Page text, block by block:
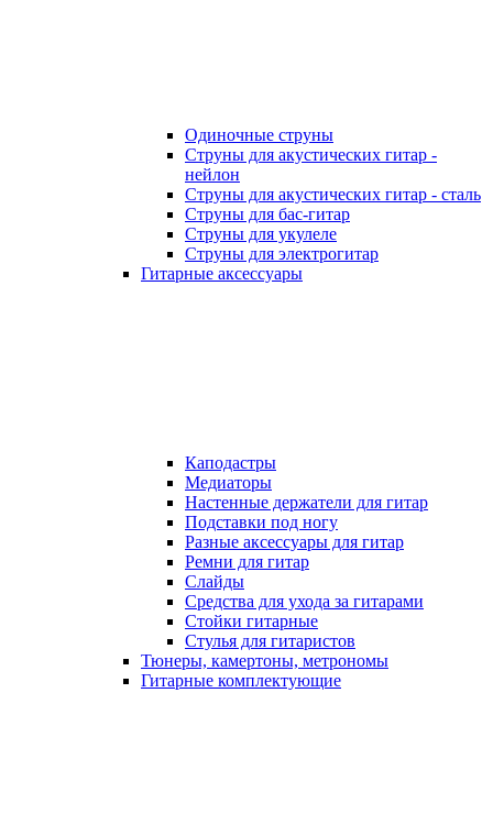
Одиночные струны
Струны для акустических гитар -
нейлон
Струны для акустических гитар - сталь
Струны для бас-гитар
Струны для укулеле
Струны для электрогитар
Гитарные аксессуары
Каподастры
Медиаторы
Настенные держатели для гитар
Подставки под ногу
Разные аксессуары для гитар
Ремни для гитар
Слайды
Средства для ухода за гитарами
Стойки гитарные
Стулья для гитаристов
Тюнеры, камертоны, метрономы
Гитарные комплектующие